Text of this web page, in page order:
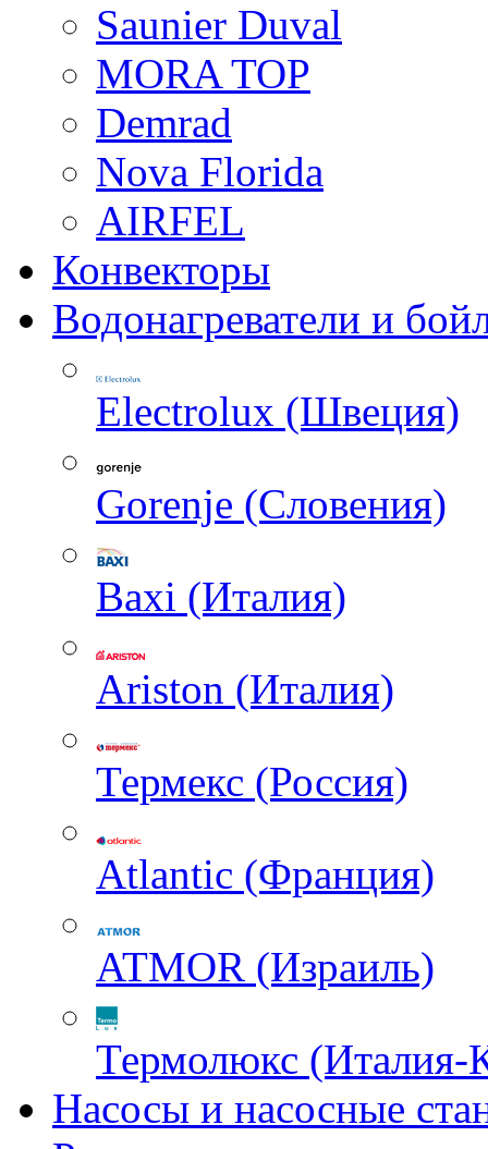
Saunier Duval
MORA TOP
Demrad
Nova Florida
AIRFEL
Конвекторы
Водонагреватели и
Electrolux (Швеция)
Gorenje (Словения)
Baxi (Италия)
Ariston (Италия)
Термекс (Россия)
Atlantic (Франция)
ATMOR (Израиль)
Термолюкс (Италия-
Насосы и насосные